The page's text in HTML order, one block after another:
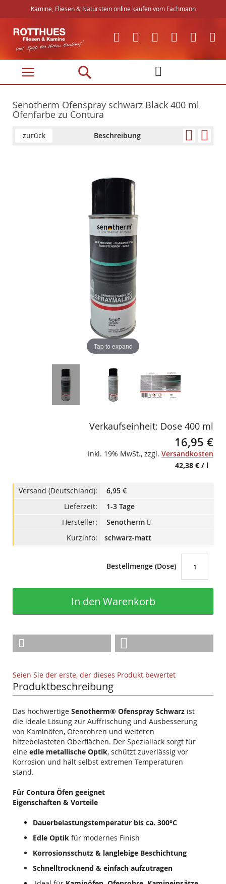
Kamine, Fliesen & Naturstein online kaufen vom Fachmann
Direkt
zum
Inhalt
Senotherm Ofenspray schwarz Black 400 ml
Ofenfarbe zu Contura
zurück Beschreibung
Tap to expand
Verkaufseinheit: Dose 400 ml
16,95 €
Inkl. 19% MwSt., zzgl. Versandkosten
42,38 € / l
Versand (Deutschland):
6,95 €
Lieferzeit:
1-3 Tage
Hersteller:
Senotherm
Kurzinfo:
schwarz-matt
Bestellmenge (Dose)
In den Warenkorb
Seien Sie der erste, der dieses Produkt bewertet
Produktbeschreibung
Das hochwertige Senotherm® Ofenspray Schwarz ist
die ideale Lösung zur Auffrischung und Ausbesserung
von Kaminöfen, Ofenrohren und weiteren
hitzebelasteten Oberflächen. Der Speziallack sorgt für
eine edle metallische Optik, schützt zuverlässig vor
Korrosion und hält selbst extremen Temperaturen
stand.
Für Contura Öfen geeignet
Eigenschaften & Vorteile
Dauerbelastungstemperatur bis ca. 300°C
Edle Optik für modernes Finish
Korrosionsschutz & langlebige Beschichtung
Schnelltrocknend & einfach aufzutragen